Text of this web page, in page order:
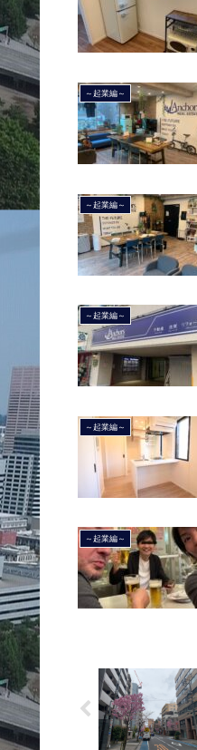
～起業編～
～起業編～
～起業編～
～起業編～
～起業編～